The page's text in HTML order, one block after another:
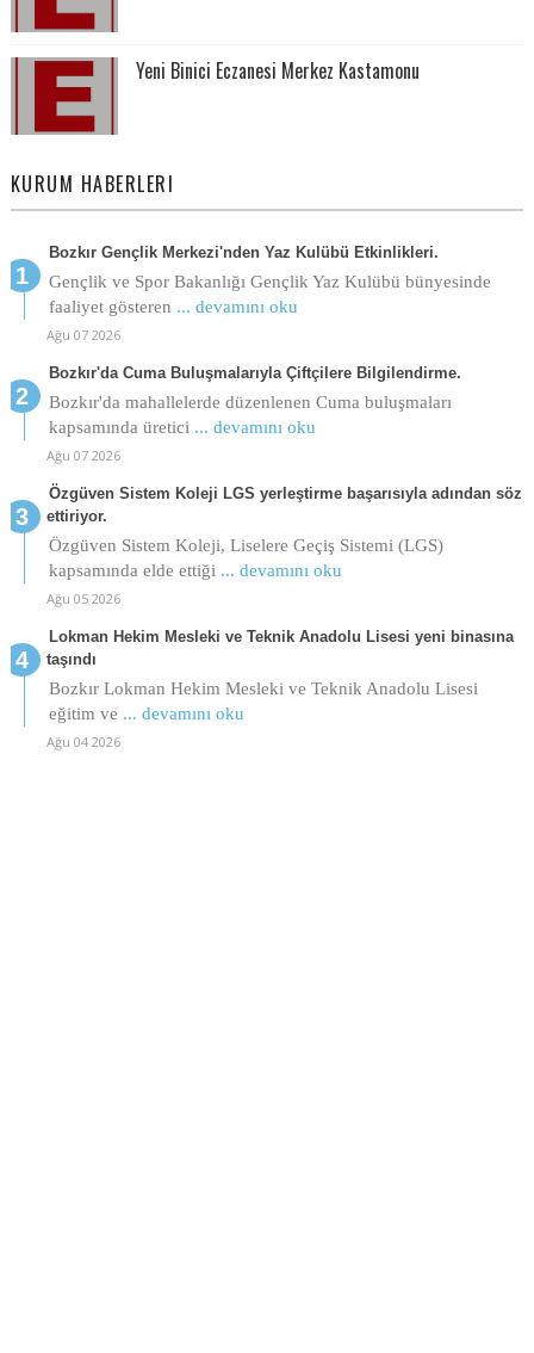
Yeni Binici Eczanesi Merkez Kastamonu
KURUM HABERLERI
Bozkır Gençlik Merkezi'nden Yaz Kulübü Etkinlikleri.
Gençlik ve Spor Bakanlığı Gençlik Yaz Kulübü bünyesinde
faaliyet gösteren ... devamını oku
Ağu 07 2026
Bozkır'da Cuma Buluşmalarıyla Çiftçilere Bilgilendirme.
Bozkır'da mahallelerde düzenlenen Cuma buluşmaları
kapsamında üretici ... devamını oku
Ağu 07 2026
Özgüven Sistem Koleji LGS yerleştirme başarısıyla adından söz
ettiriyor.
Özgüven Sistem Koleji, Liselere Geçiş Sistemi (LGS)
kapsamında elde ettiği ... devamını oku
Ağu 05 2026
Lokman Hekim Mesleki ve Teknik Anadolu Lisesi yeni binasına
taşındı
Bozkır Lokman Hekim Mesleki ve Teknik Anadolu Lisesi
eğitim ve ... devamını oku
Ağu 04 2026